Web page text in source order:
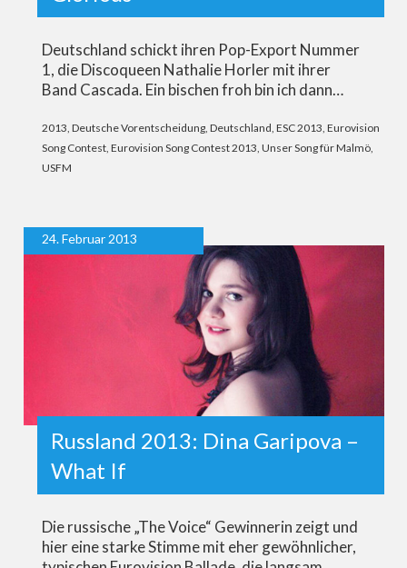
Deutschland schickt ihren Pop-Export Nummer
1, die Discoqueen Nathalie Horler mit ihrer
Band Cascada. Ein bischen froh bin ich dann…
2013 Deutsche Vorentscheidung, Deutschland ESC 2013 Eurovision
Song Contest, Eurovision Song Contest 2013 Unser Song für Malmö,
USFM
24. Februar 2013
Russland 2013: Dina Garipova –
What If
Die russische „The Voice“ Gewinnerin zeigt und
hier eine starke Stimme mit eher gewöhnlicher,